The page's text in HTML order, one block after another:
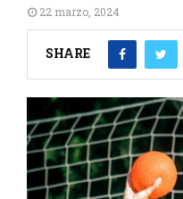
22 marzo, 2024
SHARE